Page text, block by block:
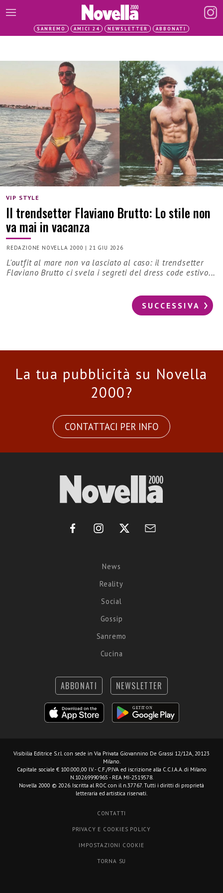
SANREMO AMICI 24 NEWSLETTER ABBONATI
VIP STYLE
Il trendsetter Flaviano Brutto: Lo stile non
va mai in vacanza
REDAZIONE NOVELLA 2000 |21 GIU 2026
L'outfit al mare non va lasciato al caso: il trendsetter
Flaviano Brutto ci svela i segreti del dress code estivo...
SUCCESSIVA
La tua pubblicità su Novella
2000?
CONTATTACI PER INFO
News
Reality
Social
Gossip
Sanremo
Cucina
ABBONATI NEWSLETTER
Visibilia Editrice S.r.l. con sede in Via Privata Giovannino De Grassi 12/12A, 20123
Milano.
Capitale sociale € 100.000,00 I.V. - C.F./P.IVA ed iscrizione alla C.C.I.A.A. di Milano
N.10269990965 - REA MI-2519578.
Novella 2000 © 2026. Iscritta al ROC con il n.37767. Tutti i diritti di proprietà
letteraria ed artistica riservati.
CONTATTI
PRIVACY E COOKIES POLICY
IMPOSTAZIONI COOKIE
TORNA SU